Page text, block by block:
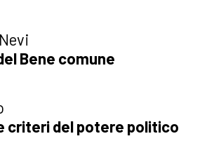
Bene comune
criteri del potere politico